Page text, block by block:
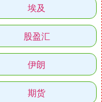
埃及
股盈汇
伊朗
期货